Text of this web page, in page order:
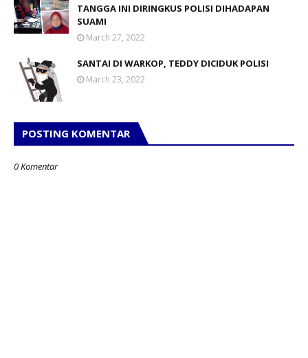
TANGGA INI DIRINGKUS POLISI DIHADAPAN
SUAMI
March 27, 2022
SANTAI DI WARKOP, TEDDY DICIDUK POLISI
March 23, 2022
POSTING KOMENTAR
0 Komentar